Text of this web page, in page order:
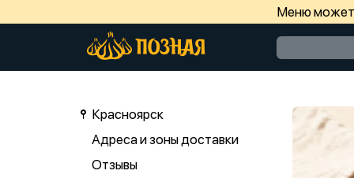
Меню может
Красноярск
Адреса и зоны доставки
Отзывы